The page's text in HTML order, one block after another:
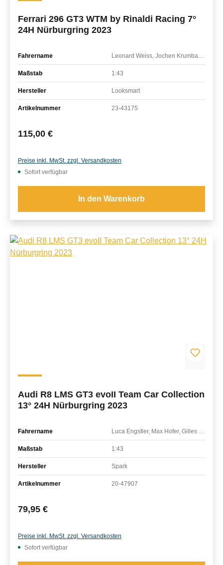
Ferrari 296 GT3 WTM by Rinaldi Racing 7°
24H Nürburgring 2023
Fahrername
Maßstab 1:43
Hersteller Looksmart
Artikelnummer 23-43175
Regulärer Preis:
115,00 €
Preise inkl. MwSt. zzgl. Versandkosten
Sofort verfügbar
In den Warenkorb
Audi R8 LMS GT3 evoII Team Car Collection
13° 24H Nürburgring 2023
Fahrername
Maßstab 1:43
Hersteller Spark
Artikelnummer 20-47907
Regulärer Preis:
79,95 €
Preise inkl. MwSt. zzgl. Versandkosten
Sofort verfügbar